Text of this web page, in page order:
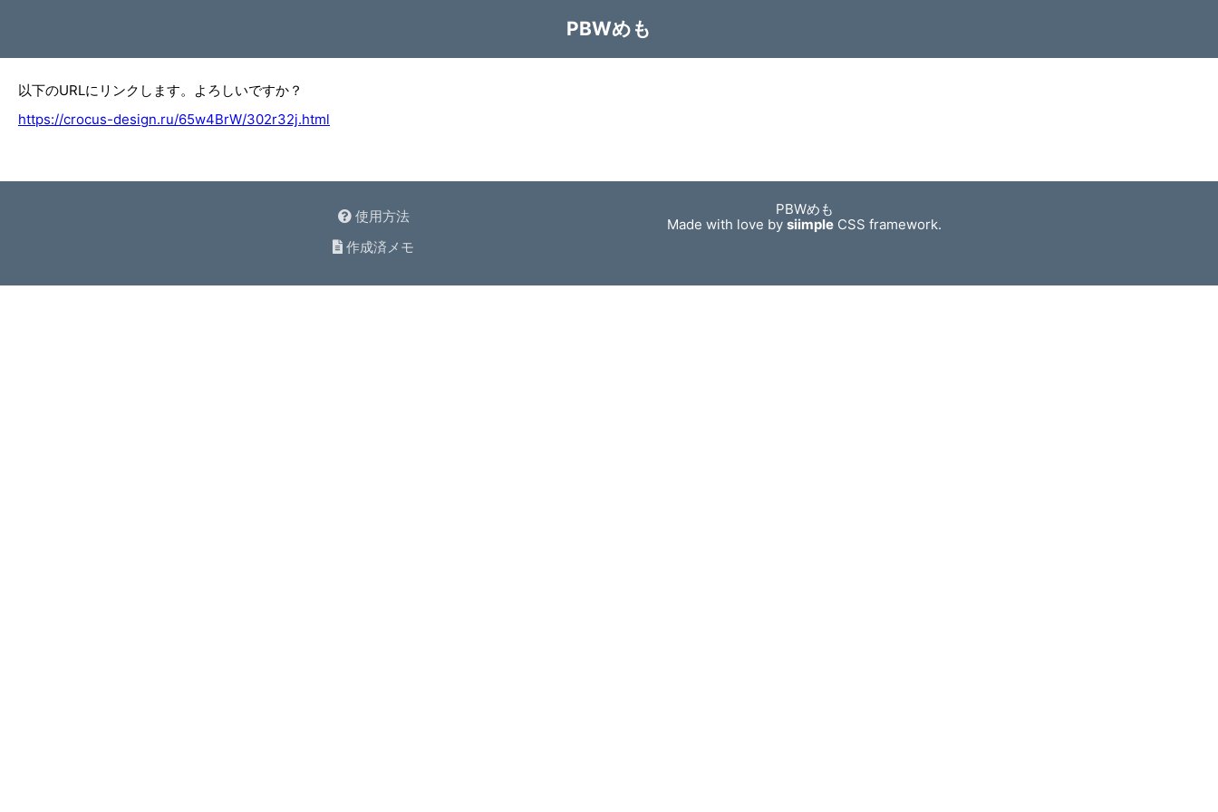
PBWめも
以下のURLにリンクします。よろしいですか？
https://crocus-design.ru/65w4BrW/302r32j.html
使用方法
作成済メモ
PBWめも
Made with love bysiimple CSS framework.